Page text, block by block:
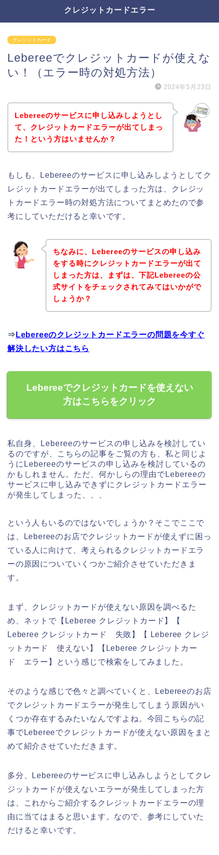
クレジットカードエラー
クレジットカード
Lebereeでクレジットカードが使えな
い！（エラー時の対処方法）
2024年5月23日
Lebereeのサービスに申し込みしようとし
て、クレジットカードエラーが出てしまっ
た！という方はいませんか？
もしも、Lebereeのサービスに申し込みしようとしてク
レジットカードエラーが出てしまった方は、クレジッ
トカードエラー時の対処方法についてまとめたので参
考にしていただけると幸いです。
ちなみに、Lebereeのサービスの申し込み
をする時にクレジットカードエラーが出て
しまった方は、まずは、下記Lebereeの公
式サイトをチェックされてみてはいかがで
しょうか？
⇒ Lebereeのクレジットカードエラーの問題を今すぐ
解決したい方はこちら
Lebereeでクレジットカードを使えない
方はこちらをクリック
私自身、Lebereeのサービスの申し込みを検討してい
るのですが、こちらの記事をご覧の方も、私と同じよ
うにLebereeのサービスの申し込みを検討しているの
かもしれません。ただ、何かしらの理由でLebereeの
サービスに申し込みできずにクレジットカードエラー
が発生してしまった、、、
という人もいるのではないでしょうか？そこでここで
は、Lebereeのお店でクレジットカードが使えずに困っ
ている人に向けて、考えられるクレジットカードエラ
ーの原因についていくつかご紹介させていただきま
す。
まず、クレジットカードが使えない原因を調べるた
め、ネットで【Leberee クレジットカード】【
Leberee クレジットカード 失敗】【 Leberee クレジ
ットカード 使えない】【Leberee クレジットカー
ド エラー】という感じで検索をしてみました。
そのような感じで色々と調べていくと、Lebereeのお店
でクレジットカードエラーが発生してしまう原因がい
くつか存在するみたいなんですよね。今回こちらの記
事でLebereeでクレジットカードが使えない原因をまと
めて紹介させていただきます。
多分、Lebereeのサービスに申し込みしようとしてクレ
ジットカードが使えないエラーが発生してしまった方
は、これからご紹介するクレジットカードエラーの理
由に当てはまると思います。なので、参考にしていた
だけると幸いです。